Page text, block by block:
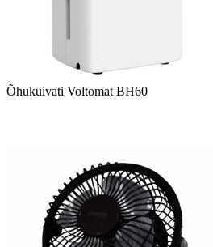
Õhukuivati Voltomat BH60